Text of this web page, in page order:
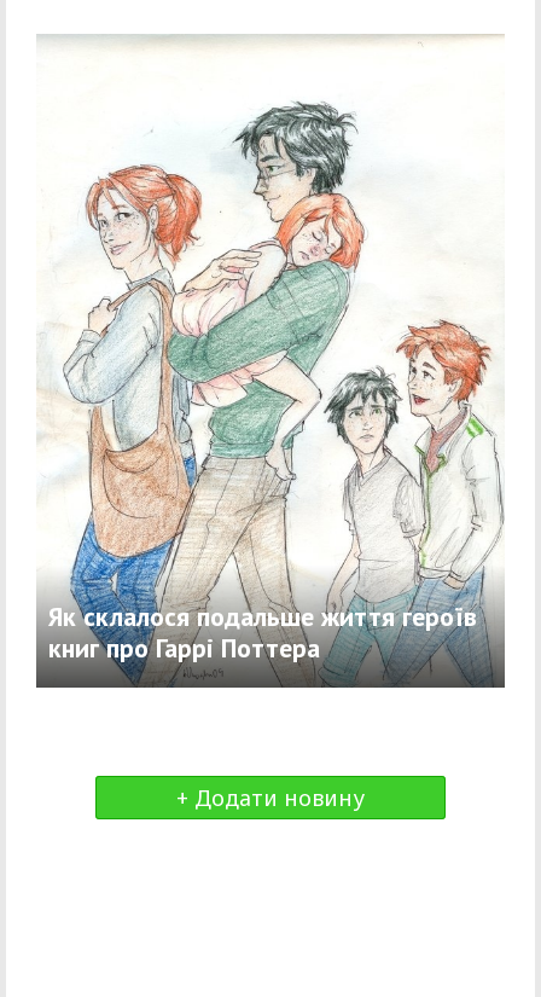
Як склалося подальше життя героїв
книг про Гаррі Поттера
+ Додати новину